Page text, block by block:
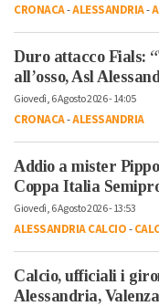
CRONACA-ALESSANDRIA-
Duro attacco Fials:
all’osso, Asl
Giovedì, 6 Agosto 2026 - 14:05
CRONACA-ALESSANDRIA
Addio a mister
Coppa Italia
Giovedì, 6 Agosto 2026 - 13:53
ALESSANDRIA CALCIO-
Calcio, ufficiali i
Alessandria,